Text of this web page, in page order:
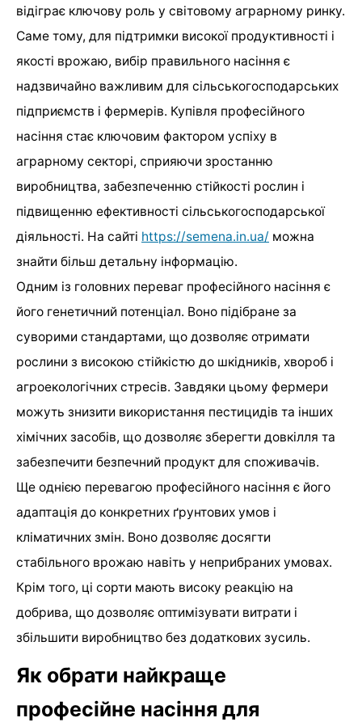
відіграє ключову роль у світовому аграрному ринку.
Саме тому, для підтримки високої продуктивності і
якості врожаю, вибір правильного насіння є
надзвичайно важливим для сільськогосподарських
підприємств і фермерів. Купівля професійного
насіння стає ключовим фактором успіху в
аграрному секторі, сприяючи зростанню
виробництва, забезпеченню стійкості рослин і
підвищенню ефективності сільськогосподарської
діяльності. На сайті https://semena.in.ua/ можна
знайти більш детальну інформацію.
Одним із головних переваг професійного насіння є
його генетичний потенціал. Воно підібране за
суворими стандартами, що дозволяє отримати
рослини з високою стійкістю до шкідників, хвороб і
агроекологічних стресів. Завдяки цьому фермери
можуть знизити використання пестицидів та інших
хімічних засобів, що дозволяє зберегти довкілля та
забезпечити безпечний продукт для споживачів.
Ще однією перевагою професійного насіння є його
адаптація до конкретних ґрунтових умов і
кліматичних змін. Воно дозволяє досягти
стабільного врожаю навіть у неприбраних умовах.
Крім того, ці сорти мають високу реакцію на
добрива, що дозволяє оптимізувати витрати і
збільшити виробництво без додаткових зусиль.
Як обрати найкраще
професійне насіння для